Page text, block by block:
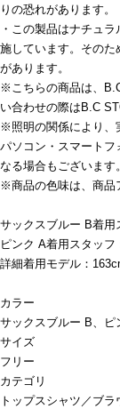
りの恐れがあります。
・この製品はナチュ
施しています。その
があります。
※こちらの商品は、
い合わせの際はB.C
※照明の関係により、
パソコン・スマート
なる場合もございます。
※商品の色味は、商品
サックスブルー B着
ピンク A着用スタッ
詳細着用モデル：
カラー
サックスブルー B、ピ
サイズ
フリー
カテゴリ
トップスシャツ／ブラ